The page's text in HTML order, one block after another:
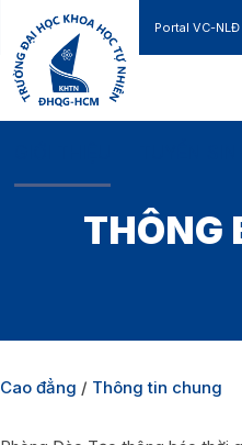
Portal VC-NLĐ
THÔNG
Cao đẳng / Thông tin chung